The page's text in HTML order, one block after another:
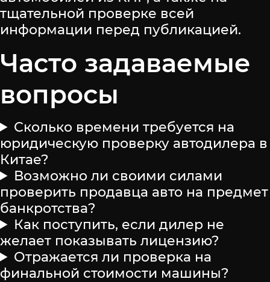
тщательной проверке всей
информации перед публикацией.
Часто задаваемые
вопросы
Сколько времени требуется на
юридическую проверку автодилера в
Китае?
Возможно ли своими силами
проверить продавца авто на предмет
банкротства?
Как поступить, если дилер не
желает показывать лицензию?
Отражается ли проверка на
финальной стоимости машины?